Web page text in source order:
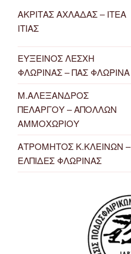
ΑΚΡΙΤΑΣ ΑΧΛΑΔΑΣ – ΙΤΕΑ
ΙΤΙΑΣ
ΕΥΞΕΙΝΟΣ ΛΕΣΧΗ
ΦΛΩΡΙΝΑΣ – ΠΑΣ ΦΛΩΡΙΝΑ
Μ.ΑΛΕΞΑΝΔΡΟΣ
ΠΕΛΑΡΓΟΥ – ΑΠΟΛΛΩΝ
ΑΜΜΟΧΩΡΙΟΥ
ΑΤΡΟΜΗΤΟΣ Κ.ΚΛΕΙΝΩΝ –
ΕΛΠΙΔΕΣ ΦΛΩΡΙΝΑΣ